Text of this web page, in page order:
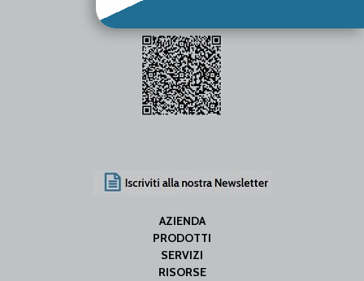
AZIENDA
PRODOTTI
SERVIZI
RISORSE